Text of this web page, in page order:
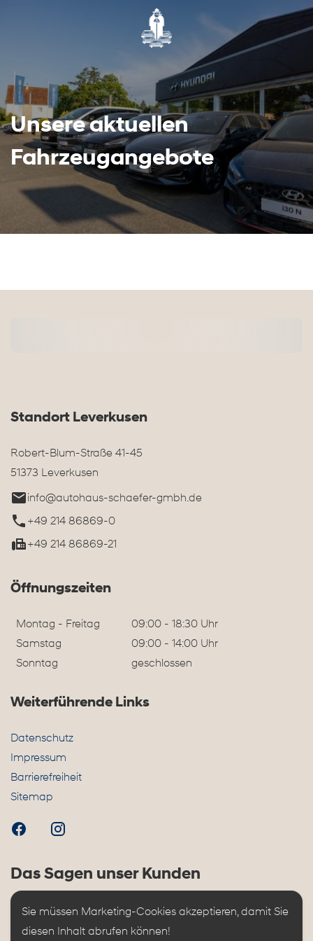
Unsere aktuellen
Fahrzeugangebote
Standort Leverkusen
Robert-Blum-Straße 41-45
51373 Leverkusen
info@autohaus-schaefer-gmbh.de
+49 214 86869-0
+49 214 86869-21
Öffnungszeiten
Montag - Freitag
09:00 - 18:30 Uhr
Samstag
09:00 - 14:00 Uhr
Sonntag
geschlossen
Weiterführende Links
Datenschutz
Impressum
Barrierefreiheit
Sitemap
Das Sagen unser Kunden
Sie müssen Marketing-Cookies akzeptieren, damit Sie
diesen Inhalt abrufen können!